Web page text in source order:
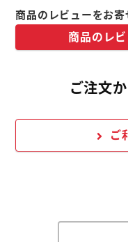
商品のレビューをお寄
商品のレ
ご注文
ご